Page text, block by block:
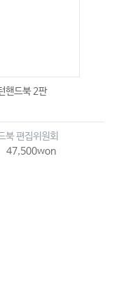
핸드북 2판
북 편집위원회
47,500won